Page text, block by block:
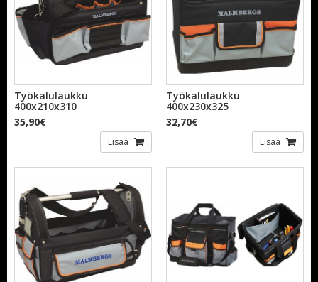
Työkalulaukku
400x210x310
35,90€
Lisää
Työkalulaukku
400x230x325
32,70€
Lisää